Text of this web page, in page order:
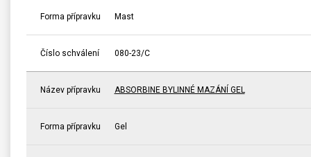
Forma přípravku Mast
Číslo schválení 080-23/C
Název přípravku ABSORBINE BYLINNÉ MAZÁNÍ GEL
Forma přípravku Gel